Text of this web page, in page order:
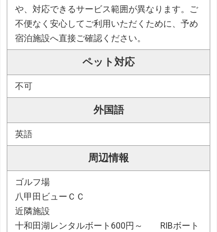
や、対応できるサービス範囲が異なります。ご
不便なく安心してご利用いただくために、予め
宿泊施設へ直接ご確認ください。
ペット対応
不可
外国語
英語
周辺情報
ゴルフ場
八甲田ビューＣＣ
近隣施設
十和田湖レンタルボート600円～ RIBボート